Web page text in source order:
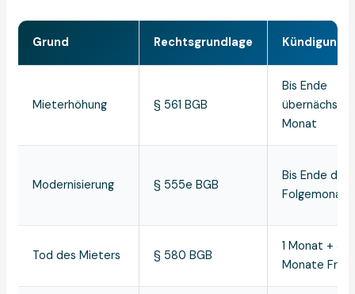
Grund Rechtsgrundlage
Mieterhöhung § 561 BGB
Bis Ende
übernächster
Monat
Modernisierung § 555e BGB
Bis Ende des
Folgemonats
Tod des Mieters § 580 BGB
1 Monat + 3
Monate Frist